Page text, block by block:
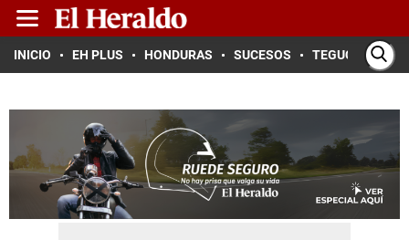
INICIO EH PLUS HONDURAS SUCESOS TEGUCIGALPA